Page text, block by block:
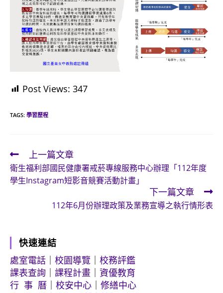
Post Views: 347
TAGS: 學習歷程
Read
more
articles
上一篇文章
衛生福利部國民健康署戒菸專線服務中心辦理「112年度
學生Instagram短影音競賽活動計畫」
下一篇文章
112年6月份辦理政策及業務宣導之執行情形表
快速連結
處室電話
校園導覽
校務評鑑
課表查詢
課程計畫
資優教育
行 事 曆
校安中心
修繕中心